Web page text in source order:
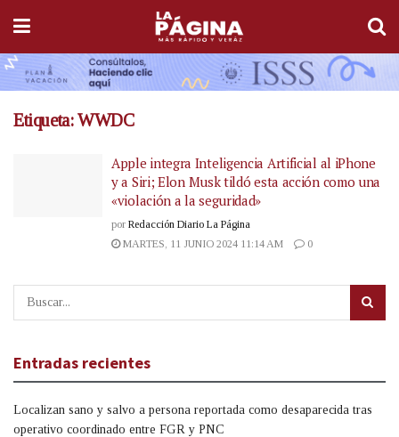
Etiqueta:WWDC
Apple integra Inteligencia Artificial al iPhone
y a Siri; Elon Musk tildó esta acción como una
«violación a la seguridad»
por Redacción Diario La Página
MARTES, 11 JUNIO 2024 11:14 AM
0
Entradas recientes
Localizan sano y salvo a persona reportada como desaparecida tras
operativo coordinado entre FGR y PNC